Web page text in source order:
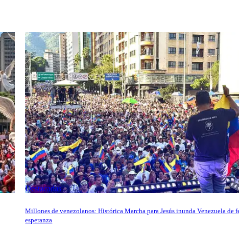
Destacadas
Millones de venezolanos: Histórica Marcha para Jesús inunda Venezuela de
esperanza